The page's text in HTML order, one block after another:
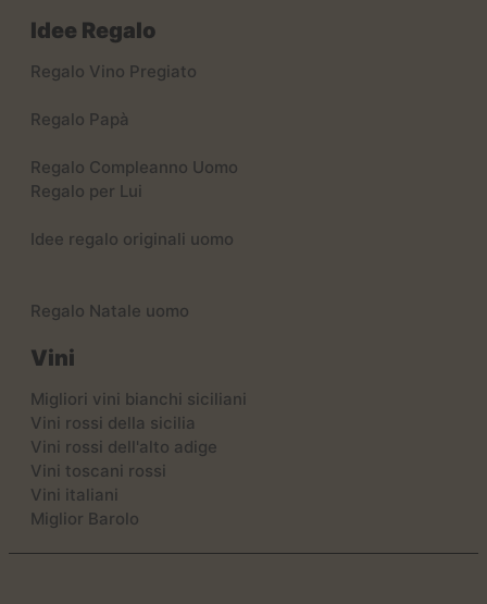
Idee Regalo
Regalo Vino Pregiato
Regalo Papà
Regalo Compleanno Uomo
Regalo per Lui
Idee regalo originali uomo
Regalo Natale uomo
Vini
Migliori vini bianchi siciliani
Vini rossi della sicilia
Vini rossi dell'alto adige
Vini toscani rossi
Vini italiani
Miglior Barolo